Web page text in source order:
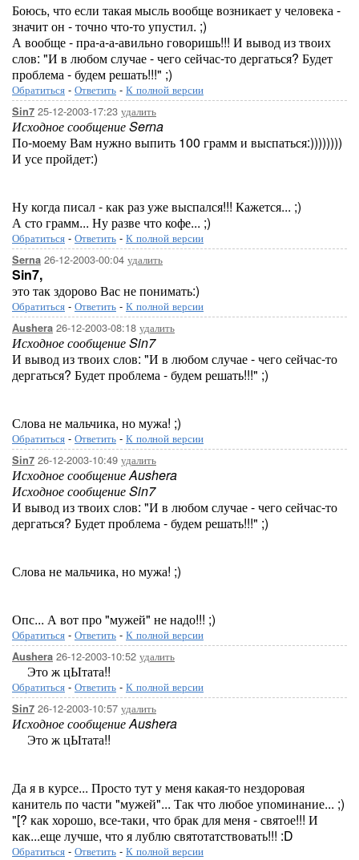
Боюсь, что если такая мысль вообще возникает у человека -
значит он - точно что-то упустил. ;)
А вообще - пра-а-а-авильно говоришь!!! И вывод из твоих
слов: "И в любом случае - чего сейчас-то дергаться? Будет
проблема - будем решать!!!" ;)
Обратиться - Ответить - К полной версии
Sin7 25-12-2003-17:23 удалить
Исходное сообщение Serna
По-моему Вам нужно выпить 100 грамм и выспаться:))))))))
И усе пройдет:)
Ну когда писал - как раз уже выспался!!! Кажется... ;)
А сто грамм... Ну разве что кофе... ;)
Обратиться - Ответить - К полной версии
Serna 26-12-2003-00:04 удалить
Sin7,
это так здорово Вас не понимать:)
Обратиться - Ответить - К полной версии
Aushera 26-12-2003-08:18 удалить
Исходное сообщение Sin7
И вывод из твоих слов: "И в любом случае - чего сейчас-то
дергаться? Будет проблема - будем решать!!!" ;)
Слова не мальчика, но мужа! ;)
Обратиться - Ответить - К полной версии
Sin7 26-12-2003-10:49 удалить
Исходное сообщение Aushera
Исходное сообщение Sin7
И вывод из твоих слов: "И в любом случае - чего сейчас-то
дергаться? Будет проблема - будем решать!!!" ;)
Слова не мальчика, но мужа! ;)
Опс... А вот про "мужей" не надо!!! ;)
Обратиться - Ответить - К полной версии
Aushera 26-12-2003-10:52 удалить
Это ж цЫтата!!
Обратиться - Ответить - К полной версии
Sin7 26-12-2003-10:57 удалить
Исходное сообщение Aushera
Это ж цЫтата!!
Да я в курсе... Просто тут у меня какая-то нездоровая
канитель по части "мужей"... Так что любое упоминание... ;)
"[? как хорошо, все-таки, что брак для меня - святое!!! И
как...еще лучше, что я лублю святотатствовать!!! :D
Обратиться - Ответить - К полной версии